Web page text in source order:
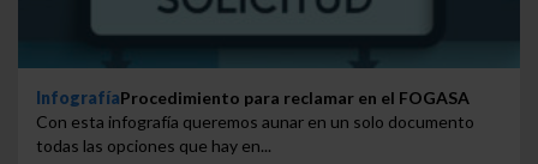
InfografíaProcedimiento para reclamar en el FOGASA
Con esta infografía queremos aunar en un solo documento
todas las opciones que hay en...